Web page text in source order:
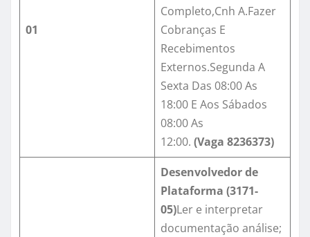
01
Completo,Cnh A.Fazer
Cobranças E
Recebimentos
Externos.Segunda A
Sexta Das 08:00 As
18:00 E Aos Sábados
08:00 As
12:00. (Vaga 8236373)
Desenvolvedor de
Plataforma (3171-
05)Ler e interpretar
documentação análise;